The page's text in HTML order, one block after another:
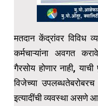
मतदान केंद्रांवर विविध
कर्मचाऱ्यांना अवगत
गैरसोय होणार नाही,
विजेच्या उपलब्धतेबरोबरच
इत्यादींची व्यवस्था असणे